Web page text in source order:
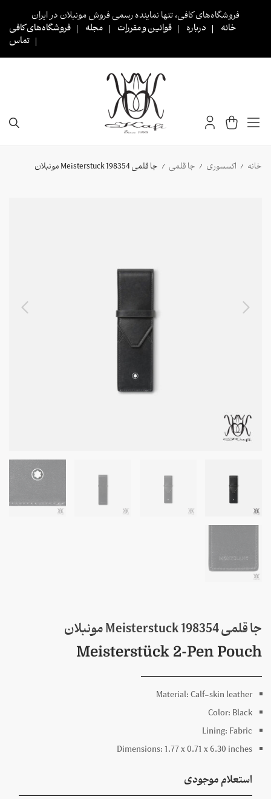
فروشگاه‌های کافی، تنها نماینده رسمی فروش مونبلان در ایران
خانه
درباره قوانین و مقررات مجله
فروشگاه‌های کافی
تماس
خانه / اکسسوری / جا قلمی / جا قلمی 198354 Meisterstuck مونبلان
جا قلمی 198354 Meisterstuck مونبلان
Meisterstück 2-Pen Pouch
Material:Calf-skin leather
Color: Black
Lining: Fabric
Dimensions:1.77 x0.71 x6.30 inches
استعلام موجودی